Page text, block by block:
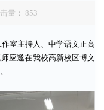
量： 853
室主持人、中学语文正高
应邀在我校高新校区博文